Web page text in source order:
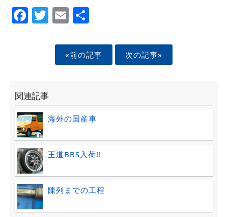
Facebook
Twitter
EmailShare
«前の記事 次の記事»
関連記事
海外の国産車
王道BBS入荷!!
陳列までの工程